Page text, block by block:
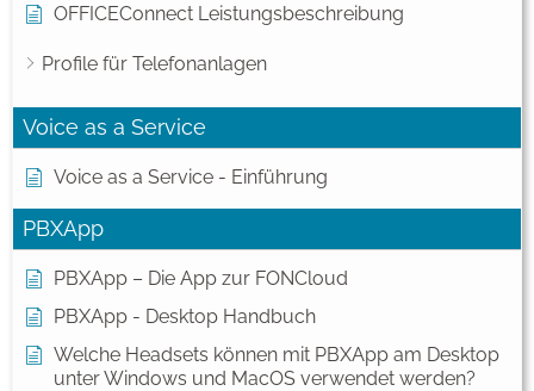
OFFICEConnect Leistungsbeschreibung
Profile für Telefonanlagen
Voice as a Service
Voice as a Service - Einführung
PBXApp
PBXApp – Die App zur FONCloud
PBXApp - Desktop Handbuch
Welche Headsets können mit PBXApp am Desktop
unter Windows und MacOS verwendet werden?